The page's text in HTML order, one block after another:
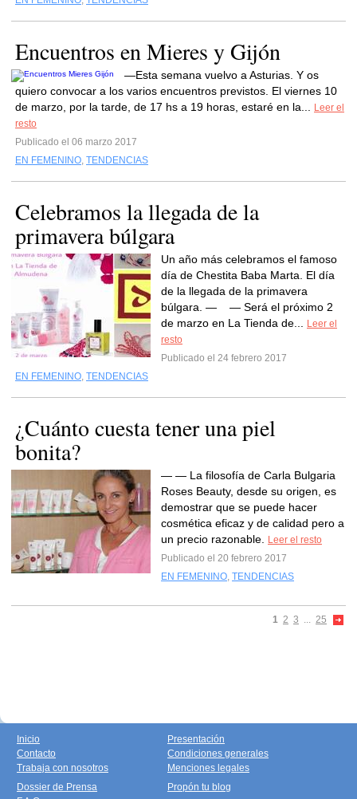
Encuentros en Mieres y Gijón
—Esta semana vuelvo a Asturias. Y os
quiero convocar a los varios encuentros previstos. El viernes 10
de marzo, por la tarde, de 17 hs a 19 horas, estaré en la...
Leer el
resto
Publicado el 06 marzo 2017
EN FEMENINO, TENDENCIAS
Celebramos la llegada de la
primavera búlgara
Un año más celebramos el famoso
día de Chestita Baba Marta. El día
de la llegada de la primavera
búlgara. — — Será el próximo 2
de marzo en La Tienda de...
Leer el
resto
Publicado el 24 febrero 2017
EN FEMENINO, TENDENCIAS
¿Cuánto cuesta tener una piel
bonita?
— — La filosofía de Carla Bulgaria
Roses Beauty, desde su origen, es
demostrar que se puede hacer
cosmética eficaz y de calidad pero a
un precio razonable.
Leer el resto
Publicado el 20 febrero 2017
EN FEMENINO, TENDENCIAS
1 2 3 ... 25
Inicio
Contacto
Trabaja con nosotros
Presentación
Condiciones generales
Menciones legales
Dossier de Prensa
Propón tu blog